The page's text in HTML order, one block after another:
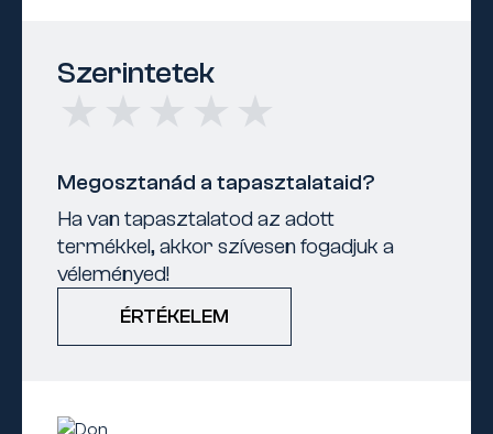
Szerintetek
Megosztanád a tapasztalataid?
Ha van tapasztalatod az adott
termékkel, akkor szívesen fogadjuk a
véleményed!
ÉRTÉKELEM